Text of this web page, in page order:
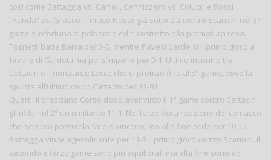
così come Battaggia vs. Carroli, Cannizzaro vs. Colucci e Rossi
“Panda” vs. Grasso. Il mitico Nasar già sotto 0-2 contro Scarioni nel 3°
game s’infortuna al polpaccio ed è costretto alla prematura resa.
Tognetti batte Barra per 3-0, mentre Pavesi perde si il primo gioco a
favore di Guidotti ma poi s’impone per 3-1. Ultimo incontro tra
Cattacin e il rientrante Lecce che si protrae fino al 5° game, dove la
spunta all’ultimo colpo Cattacin per 11-9 !
Quarti: il bresciano Corso dopo aver vinto il 1° game contro Cattacin
gli rifila nel 2° un umiliante 11-1. Nel terzo fiera reazione del comasco
che sembra potercela fare a vincerlo, ma alla fine cede per 10-12.
Battaggia vince agevolmente per 11-3 il primo gioco contro Scarioni. Il
secondo e terzo game sono più equilibrati ma alla fine sono ad